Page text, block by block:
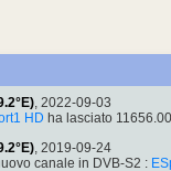
, 2022-09-03
HD ha lasciato
, 2019-09-24
canale in DVB-S2 :